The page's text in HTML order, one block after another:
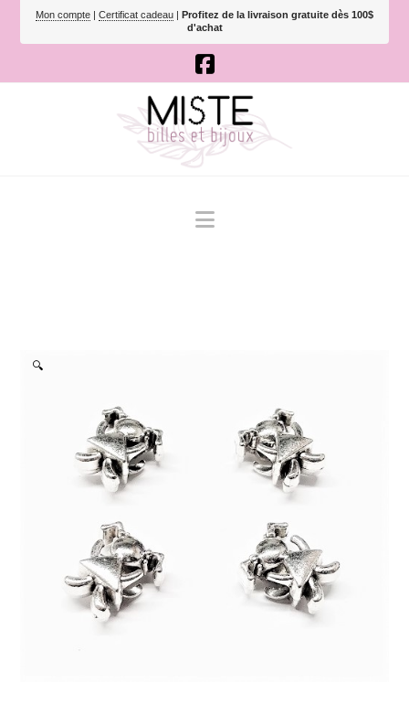
Mon compte | Certificat cadeau | Profitez de la livraison gratuite dès 100$
d'achat
Navigation
🔍